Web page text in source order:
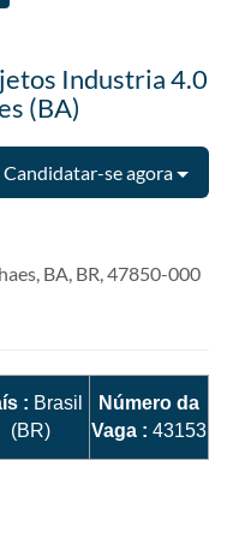
Industria 4.0
(BA)
Candidatar-se agora
BA, BR, 47850-000
: Brasil
(BR)
Número da
Vaga : 43153